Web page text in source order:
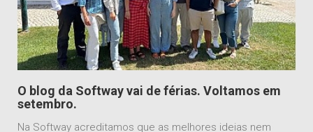
O blog da Softway vai de férias. Voltamos em
setembro.
Na Softway acreditamos que as melhores ideias nem